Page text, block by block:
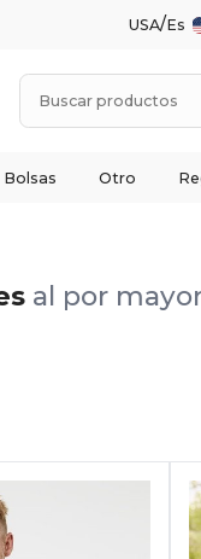
USA/Es
Bolsas Otro
al por